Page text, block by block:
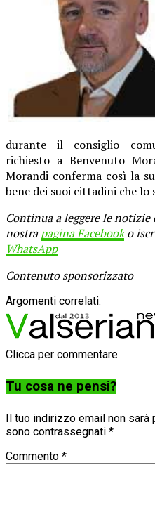
durante il consiglio
richiesto a Benvenuto
Morandi conferma così la
bene dei suoi cittadini che lo
Continua a leggere le notizie
nostrapagina Facebooko
WhatsApp
Contenuto sponsorizzato
Argomenti correlati:
Clicca per commentare
Tu cosa ne pensi?
Il tuo indirizzo email non sarà
sono contrassegnati *
Commento *